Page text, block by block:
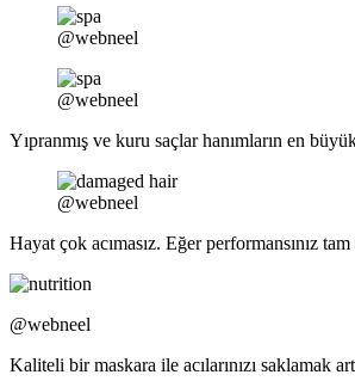
@webneel
@webneel
Yıpranmış ve kuru saçlar hanımların en
@webneel
Hayat çok acımasız. Eğer performansınız
@webneel
Kaliteli bir maskara ile acılarınızı saklamak